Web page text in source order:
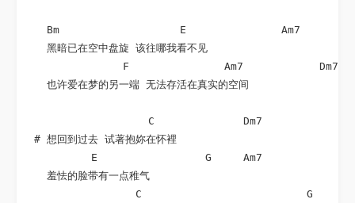
   Bm                   E               Am7       G
   黑暗已在空中盘旋 该往哪我看不见
F               Am7            Dm7
   也许爱在梦的另一端 无法存活在真实的空间
                   C              Dm7
# 想回到过去 试著抱妳在怀裡
          E                 G     Am7
   羞怯的脸带有一点稚气
                 C                          G